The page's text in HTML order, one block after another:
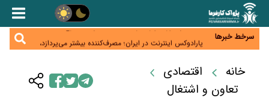
سرخط خبرها
زائران اربعین نگران ارز باقی‌مانده نباشند؛ خرید دینار در
جنگ کریدورها وارد فاز جدید شد؛ سرمایه‌گذاری ۳۴۵
میلیارد دلاری اوراسیا تا ۲۰۳۵
پارادوکس اینترنت در ایران؛ مصرف‌کننده بیشتر می‌پردازد،
شبکه کمتر توسعه می‌یابد
جدید سیاست‌های مالیاتی در حمایت از تولید
معمای تأمین ۸۰ همت معوقات بازنشستگان؛ بانک رفاه
وارد میدان شد
خانه
اقتصادی
تعاون و اشتغال